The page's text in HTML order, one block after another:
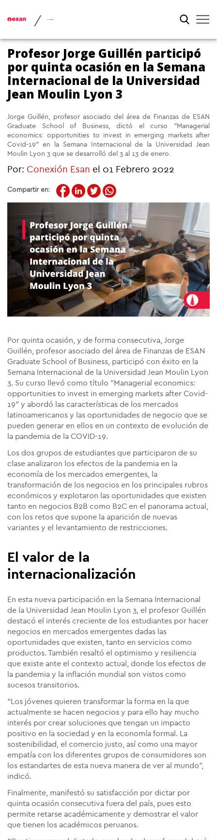
/
Profesor Jorge Guillén participó
por quinta ocasión en la Semana
Internacional de la Universidad
Jean Moulin Lyon 3
Jorge Guillén, profesor asociado del área de Finanzas de ESAN
Graduate School of Business, dictó el curso "Managerial
economics: opportunities to invest in emerging markets after
Covid-19" en la Semana Internacional de la Universidad Jean
Moulin Lyon 3 que se desarrolló del 3 al 13 de enero.
Por: Conexión Esan el 01 Febrero 2022
Compartir en:
Por quinta ocasión, y de forma consecutiva, Jorge
Guillén, profesor asociado del área de Finanzas de ESAN
Graduate School of Business, participó con éxito en la
Semana Internacional de la Universidad Jean Moulin Lyon
3. Su curso llevó como título "Managerial economics:
opportunities to invest in emerging markets after Covid-
19" y abordó las características de los mercados
latinoamericanos y las oportunidades de negocio que se
pueden generar en ellos en un contexto de evolución de
la pandemia de la COVID-19.
Los dos grupos de estudiantes que participaron de su
clase analizaron los efectos de la pandemia en la
economía de los mercados emergentes, la
transformación de los negocios en los principales rubros
económicos y explotaron las oportunidades que existen
tanto en negocios B2B como B2C en el panorama actual,
con los retos que supone la aparición de nuevas
variantes y el levantamiento de restricciones.
El valor de la
internacionalización
En esta nueva participación en la Semana Internacional
de la Universidad Jean Moulin Lyon 3, el profesor Guillén
destacó el interés creciente de los estudiantes por hacer
negocios en mercados emergentes dadas las
oportunidades que existen, tanto en servicios como
productos. También resaltó el optimismo y resiliencia
que existe ante el contexto actual, donde los efectos de
la pandemia y la inflación mundial son vistos como
sucesos transitorios.
“Los jóvenes quieren transformar la forma en la que
actualmente se hacen negocios y para ello hay mucho
interés por crear soluciones que tengan un impacto
positivo en la sociedad y en la economía formal. La
sostenibilidad, el comercio justo, así como una mayor
empatía con los diferentes grupos de consumidores son
los estandartes de esta nueva manera de ver al mundo”,
indicó.
Finalmente, manifestó su satisfacción por dictar por
quinta ocasión consecutiva fuera del país, pues esto
permite retarse académicamente y demostrar el valor
que tienen los académicos peruanos.